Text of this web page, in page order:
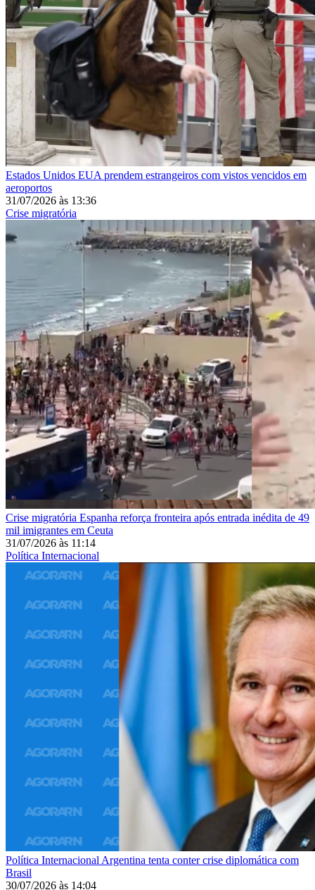
Estados Unidos EUA prendem estrangeiros com vistos vencidos em
aeroportos
31/07/2026 às 13:36
Crise migratória
Crise migratória Espanha reforça fronteira após entrada inédita de 49
mil imigrantes em Ceuta
31/07/2026 às 11:14
Política Internacional
Política Internacional Argentina tenta conter crise diplomática com
Brasil
30/07/2026 às 14:04